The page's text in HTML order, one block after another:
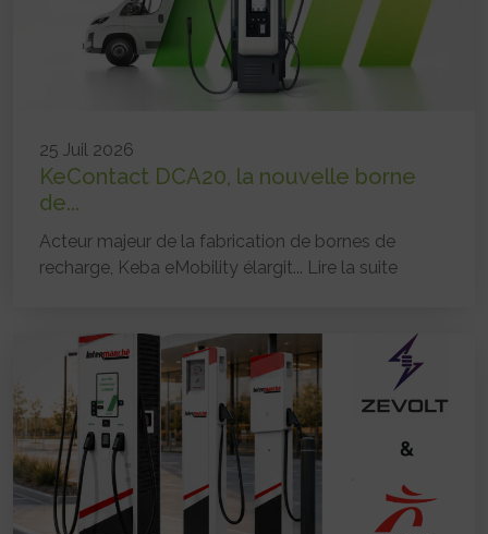
25 Juil 2026
KeContact DCA20, la nouvelle borne
de...
Acteur majeur de la fabrication de bornes de
recharge, Keba eMobility élargit... Lire la suite